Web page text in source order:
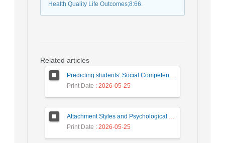
Health Quality Life Outcomes;8:66.
Related articles
Predicting students’ Social Competence Based on Teacher–Student Relationship and Sense of School Belonging: The Mediating Role of Behavioral Emotion Regulation
Print Date : 2026-05-25
Attachment Styles and Psychological Distress Among University Students: The Mediating Role of Interpersonal Emotion Regulation
Print Date : 2026-05-25